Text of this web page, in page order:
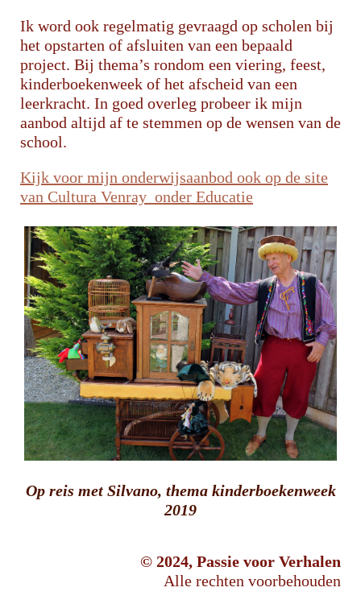
Ik word ook regelmatig gevraagd op scholen bij
het opstarten of afsluiten van een bepaald
project. Bij thema’s rondom een viering, feest,
kinderboekenweek of het afscheid van een
leerkracht. In goed overleg probeer ik mijn
aanbod altijd af te stemmen op de wensen van de
school.
Kijk voor mijn onderwijsaanbod ook op de site
van Cultura Venray onder Educatie
Op reis met Silvano, thema kinderboekenweek
2019
© 2024, Passie voor Verhalen
Alle rechten voorbehouden